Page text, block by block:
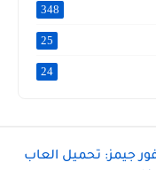
348
25
24
جيمز: تحميل العاب